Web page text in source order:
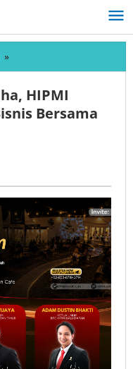
»
Ekosistem
HIPMI
Bontang
Pengusaha
Kaltim
HIPMI
Bersama